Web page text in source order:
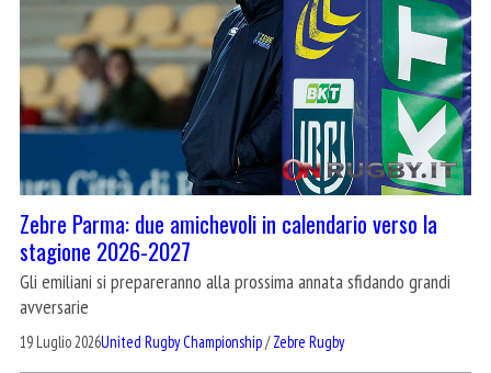
Zebre Parma: due amichevoli in calendario verso la
stagione 2026-2027
Gli emiliani si prepareranno alla prossima annata sfidando grandi
avversarie
19 Luglio 2026United Rugby Championship/Zebre Rugby